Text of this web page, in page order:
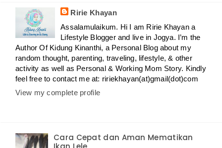
Ririe Khayan
Assalamulaikum. Hi I am Ririe Khayan a
Lifestyle Blogger and live in Jogya. I’m the
Author Of Kidung Kinanthi, a Personal Blog about my
random thought, parenting, traveling, lifestyle, & other
activity as well as Personal & Working Mom Story. Kindly
feel free to contact me at: ririekhayan(at)gmail(dot)com
View my complete profile
Cara Cepat dan Aman Mematikan